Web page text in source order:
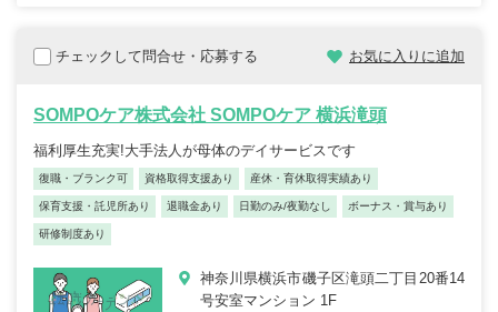
チェックして問合せ・応募する お気に入りに追加
SOMPOケア株式会社 SOMPOケア 横浜滝頭
福利厚生充実!大手法人が母体のデイサービスです
復職・ブランク可 資格取得支援あり 産休・育休取得実績あり
保育支援・託児所あり 退職金あり 日勤のみ/夜勤なし ボーナス・賞与あり
研修制度あり
神奈川県横浜市磯子区滝頭二丁目20番14
号安室マンション 1F